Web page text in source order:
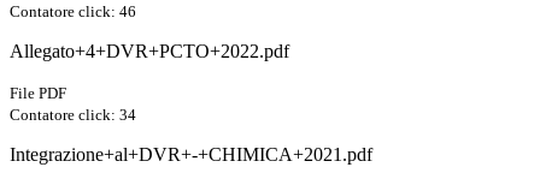
Contatore click: 46
Allegato+4+DVR+PCTO+2022.pdf
File PDF
Contatore click: 34
Integrazione+al+DVR+-+CHIMICA+2021.pdf